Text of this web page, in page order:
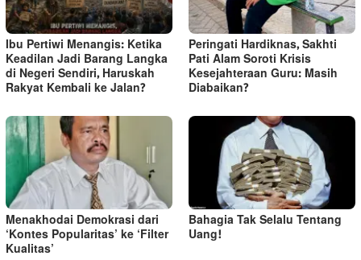
Ibu Pertiwi Menangis: Ketika
Keadilan Jadi Barang Langka
di Negeri Sendiri, Haruskah
Rakyat Kembali ke Jalan?
Peringati Hardiknas, Sakhti
Pati Alam Soroti Krisis
Kesejahteraan Guru: Masih
Diabaikan?
Menakhodai Demokrasi dari
‘Kontes Popularitas’ ke ‘Filter
Kualitas’
Bahagia Tak Selalu Tentang
Uang!